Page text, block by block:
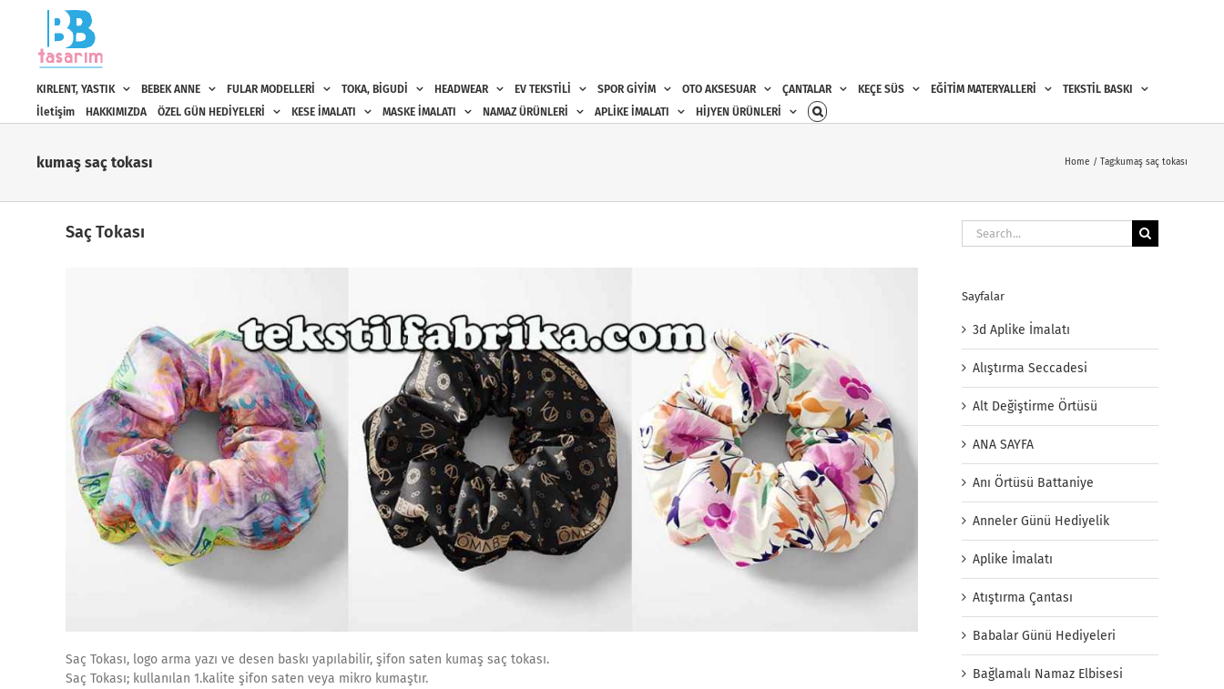
content
KIRLENT, YASTIK BEBEK ANNE FULAR MODELLERİ TOKA, BİGUDİ HEADWEAR EV TEKSTİLİ SPOR GİYİM OTO AKSESUAR ÇANTALAR KEÇE SÜS EĞİTİM MATERYALLERİ
TEKSTİL BASKI
İletişim
HAKKIMIZDA ÖZEL GÜN HEDİYELERİ KESE İMALATI MASKE İMALATI NAMAZ ÜRÜNLERİ APLİKE İMALATI HİJYEN ÜRÜNLERİ
kumaş saç tokası Home Tag:kumaş saç tokası
Saç Tokası
Saç Tokası, logo arma yazı ve desen baskı yapılabilir, şifon saten kumaş saç tokası.
Saç Tokası; kullanılan 1.kalite şifon saten veya mikro kumaştır.
Search
for:
Sayfalar
3d Aplike İmalatı
Alıştırma Seccadesi
Alt Değiştirme Örtüsü
ANA SAYFA
Anı Örtüsü Battaniye
Anneler Günü Hediyelik
Aplike İmalatı
Atıştırma Çantası
Babalar Günü Hediyeleri
Bağlamalı Namaz Elbisesi